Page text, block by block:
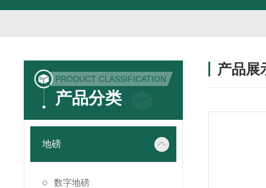
PRODUCT CLASSIFICATION
产品分类
地磅
数字地磅
产品展